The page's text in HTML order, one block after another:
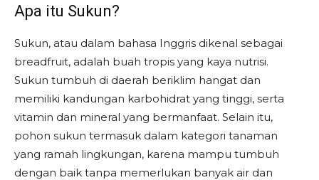
Apa itu Sukun?
Sukun, atau dalam bahasa Inggris dikenal sebagai
breadfruit, adalah buah tropis yang kaya nutrisi.
Sukun tumbuh di daerah beriklim hangat dan
memiliki kandungan karbohidrat yang tinggi, serta
vitamin dan mineral yang bermanfaat. Selain itu,
pohon sukun termasuk dalam kategori tanaman
yang ramah lingkungan, karena mampu tumbuh
dengan baik tanpa memerlukan banyak air dan